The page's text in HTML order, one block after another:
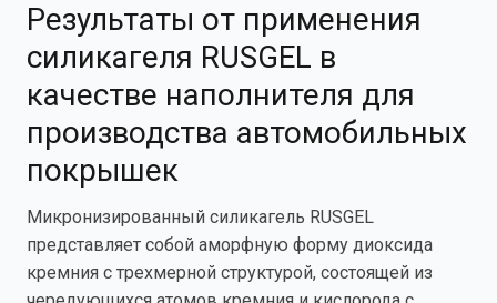
Результаты от применения
силикагеля RUSGEL в
качестве наполнителя для
производства автомобильных
покрышек
Микронизированный силикагель RUSGEL
представляет собой аморфную форму диоксида
кремния с трехмерной структурой, состоящей из